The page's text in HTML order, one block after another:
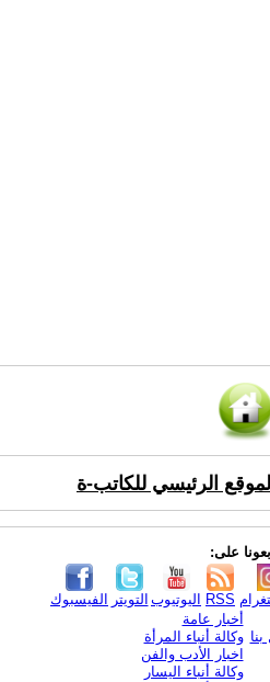
الموقع الرئيسي للكاتب-ة
على:
الفيسبوك التويتر اليوتيوب RSS
أخبار عامة
وكالة أنباء المرأة
اخبار الأدب والفن
وكالة أنباء اليسار